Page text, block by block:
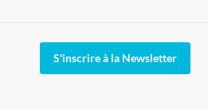
S'inscrire à la Newsletter